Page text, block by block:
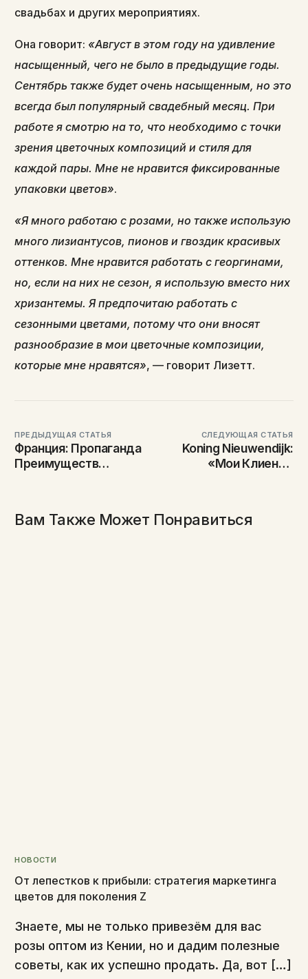
свадьбах и других мероприятиях.
Она говорит: «Август в этом году на удивление
насыщенный, чего не было в предыдущие годы.
Сентябрь также будет очень насыщенным, но это
всегда был популярный свадебный месяц. При
работе я смотрю на то, что необходимо с точки
зрения цветочных композиций и стиля для
каждой пары. Мне не нравится фиксированные
упаковки цветов».
«Я много работаю с розами, но также использую
много лизиантусов, пионов и гвоздик красивых
оттенков. Мне нравится работать с георгинами,
но, если на них не сезон, я использую вместо них
хризантемы. Я предпочитаю работать с
сезонными цветами, потому что они вносят
разнообразие в мои цветочные композиции,
которые мне нравятся», — говорит Лизетт.
ПРЕДЫДУЩАЯ СТАТЬЯ
Франция: Пропаганда
Преимуществ
СЛЕДУЮЩАЯ СТАТЬЯ
Koning Nieuwendijk:
«Мои Клиенты
Вам Также Может Понравиться
НОВОСТИ
От лепестков к прибыли: стратегия маркетинга
цветов для поколения Z
Знаете, мы не только привезём для вас
розы оптом из Кении, но и дадим полезные
советы, как их успешно продать. Да, вот […]